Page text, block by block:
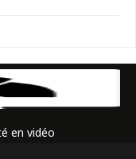
en vidéo